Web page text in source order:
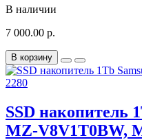
В наличии
7 000.00 р.
В корзину
SSD накопитель
MZ-V8V1T0BW,